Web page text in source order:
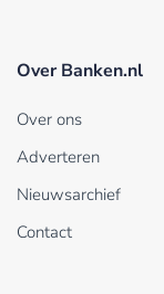
Over Banken.nl
Over ons
Adverteren
Nieuwsarchief
Contact